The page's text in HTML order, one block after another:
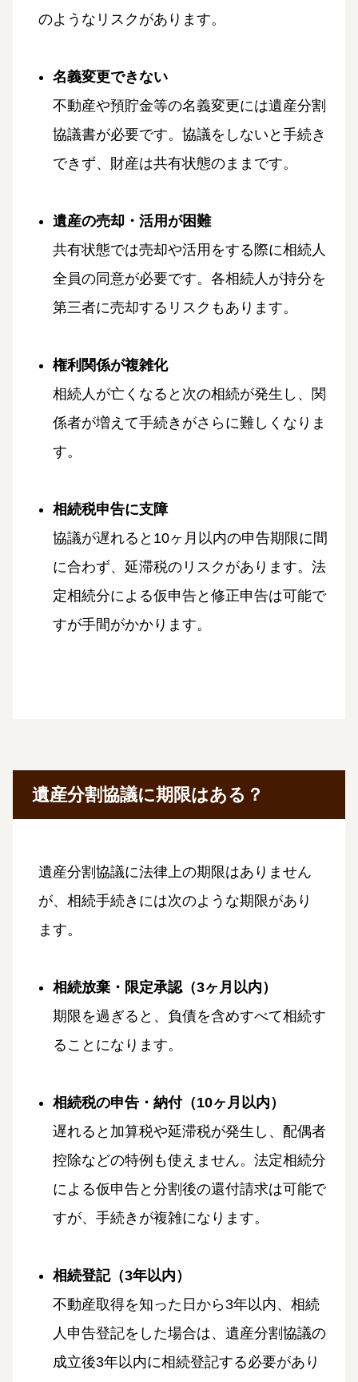
のようなリスクがあります。
名義変更できない
不動産や預貯金等の名義変更には遺産分割
協議書が必要です。協議をしないと手続き
できず、財産は共有状態のままです。
遺産の売却・活用が困難
共有状態では売却や活用をする際に相続人
全員の同意が必要です。各相続人が持分を
第三者に売却するリスクもあります。
権利関係が複雑化
相続人が亡くなると次の相続が発生し、関
係者が増えて手続きがさらに難しくなりま
す。
相続税申告に支障
協議が遅れると10ヶ月以内の申告期限に間
に合わず、延滞税のリスクがあります。法
定相続分による仮申告と修正申告は可能で
すが手間がかかります。
遺産分割協議に期限はある？
遺産分割協議に法律上の期限はありません
が、相続手続きには次のような期限があり
ます。
相続放棄・限定承認（3ヶ月以内）
期限を過ぎると、負債を含めすべて相続す
ることになります。
相続税の申告・納付（10ヶ月以内）
遅れると加算税や延滞税が発生し、配偶者
控除などの特例も使えません。法定相続分
による仮申告と分割後の還付請求は可能で
すが、手続きが複雑になります。
相続登記（3年以内）
不動産取得を知った日から3年以内、相続
人申告登記をした場合は、遺産分割協議の
成立後3年以内に相続登記する必要があり